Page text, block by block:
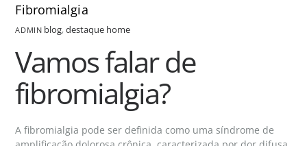
Fibromialgia
ADMIN blog,destaque home
Vamos falar de
fibromialgia?
A fibromialgia pode ser definida como uma síndrome de